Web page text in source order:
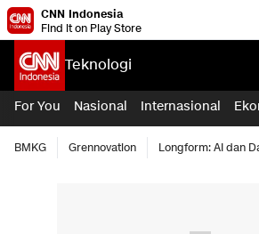
CNN Indonesia
Find it on Play Store
Teknologi
For You Nasional Internasional
BMKG Grennovation Longform: AI dan